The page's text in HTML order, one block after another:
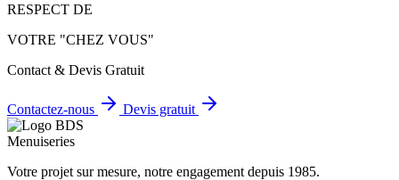
RESPECT DE
VOTRE "CHEZ VOUS"
Contact & Devis Gratuit
Contactez-nous Devis gratuit
Votre projet sur mesure, notre engagement depuis 1985.